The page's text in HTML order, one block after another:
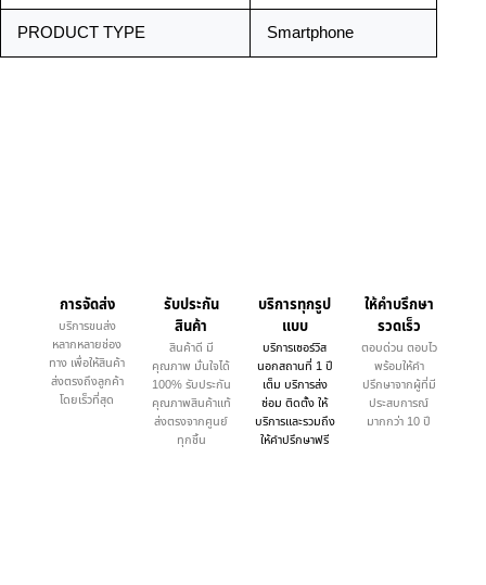
PRODUCT TYPE
Smartphone
การจัดส่ง
บริการขนส่ง
หลากหลายช่อง
ทาง เพื่อให้สินค้า
ส่งตรงถึงลูกค้า
โดยเร็วที่สุด
รับประกัน
สินค้า
สินค้าดี มี
คุณภาพ มั่นใจได้
100% รับประกัน
คุณภาพสินค้าแท้
ส่งตรงจากศูนย์
ทุกชิ้น
บริการทุกรูป
แบบ
บริการเซอร์วิส
นอกสถานที่ 1 ปี
เต็ม บริการส่ง
ซ่อม ติดตั้ง ให้
บริการและรวมถึง
ให้คำปรึกษาฟรี
ให้คำบรึกษา
รวดเร็ว
ตอบด่วน ตอบไว
พร้อมให้คำ
ปรึกษาจากผู้ที่มี
ประสบการณ์
มากกว่า 10 ปี